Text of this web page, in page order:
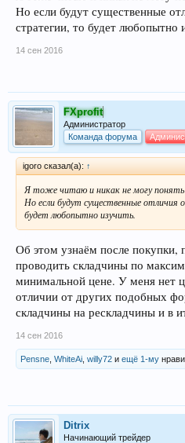
Но если будут существенные
стратегии, то будет любопытно
14 сен 2016
FXprofit
Администратор
Команда форума
igoro сказал(а): ↑
Я тоже читаю и никак не могу
Но если будут существенные
будет любопытно изучить.
Об этом узнаём после покупки,
проводить складчины по
минимальной цене. У меня нет
отличии от других подобных
складчины на рескладчины и в
14 сен 2016
Pensne WhiteAi willy72 и ещё 1-му
Ditrix
Начинающий трейдер